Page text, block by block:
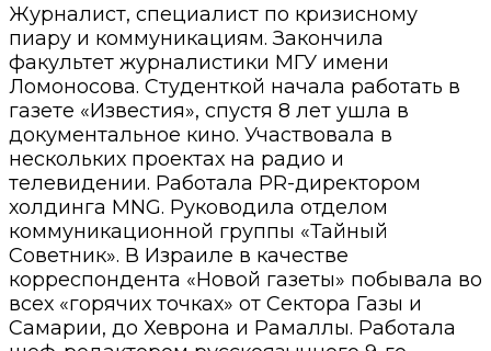
Журналист, специалист по кризисному
пиару и коммуникациям. Закончила
факультет журналистики МГУ имени
Ломоносова. Студенткой начала работать в
газете «Известия», спустя 8 лет ушла в
документальное кино. Участвовала в
нескольких проектах на радио и
телевидении. Работала PR-директором
холдинга MNG. Руководила отделом
коммуникационной группы «Тайный
Советник». В Израиле в качестве
корреспондента «Новой газеты» побывала во
всех «горячих точках» от Сектора Газы и
Самарии, до Хеврона и Рамаллы. Работала